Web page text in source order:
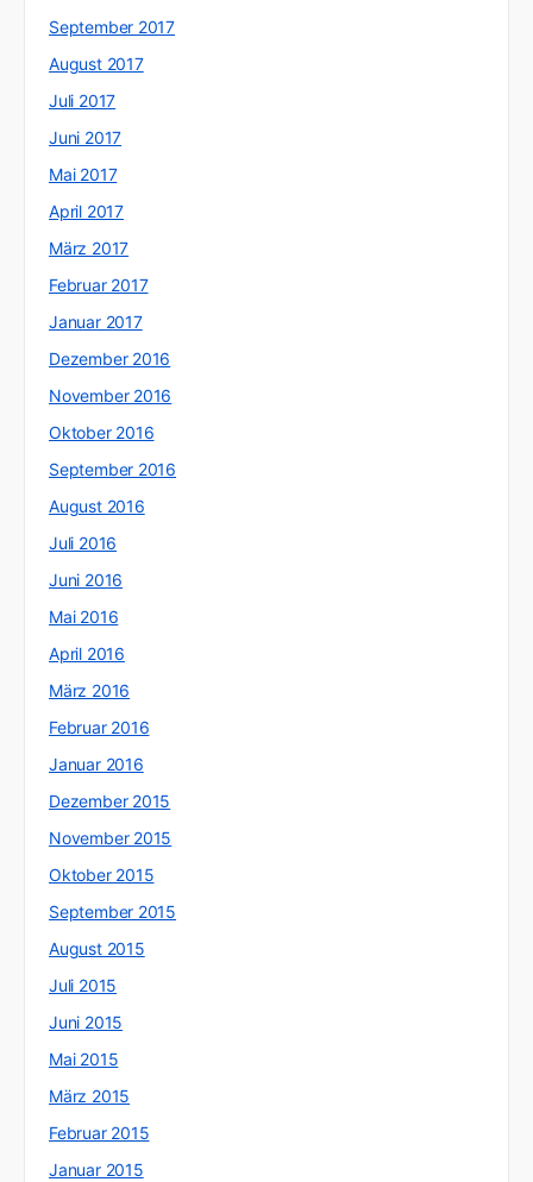
September 2017
August 2017
Juli 2017
Juni 2017
Mai 2017
April 2017
März 2017
Februar 2017
Januar 2017
Dezember 2016
November 2016
Oktober 2016
September 2016
August 2016
Juli 2016
Juni 2016
Mai 2016
April 2016
März 2016
Februar 2016
Januar 2016
Dezember 2015
November 2015
Oktober 2015
September 2015
August 2015
Juli 2015
Juni 2015
Mai 2015
März 2015
Februar 2015
Januar 2015